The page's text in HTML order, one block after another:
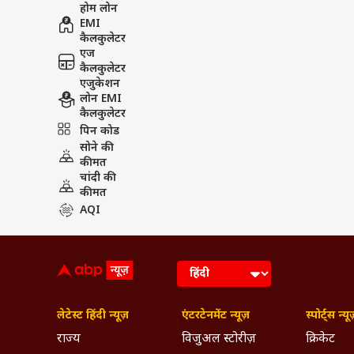
होम लोन
EMI
कैलकुलेटर
एज
कैलकुलेटर
एजुकेशन
लोन EMI
कैलकुलेटर
पिन कोड
सोने की
कीमत
चांदी की
कीमत
AQI
लेटेस्ट हिंदी न्यूज़
राज्य
एंटरटेनमेंट न्यूज़
विजुअल स्टोरीज़
स्पोर्ट्स
क्रिकेट